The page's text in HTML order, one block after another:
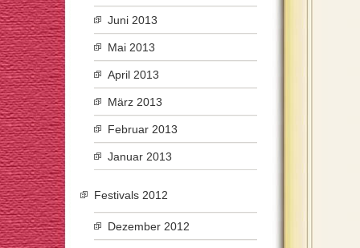
Juni 2013
Mai 2013
April 2013
März 2013
Februar 2013
Januar 2013
Festivals 2012
Dezember 2012